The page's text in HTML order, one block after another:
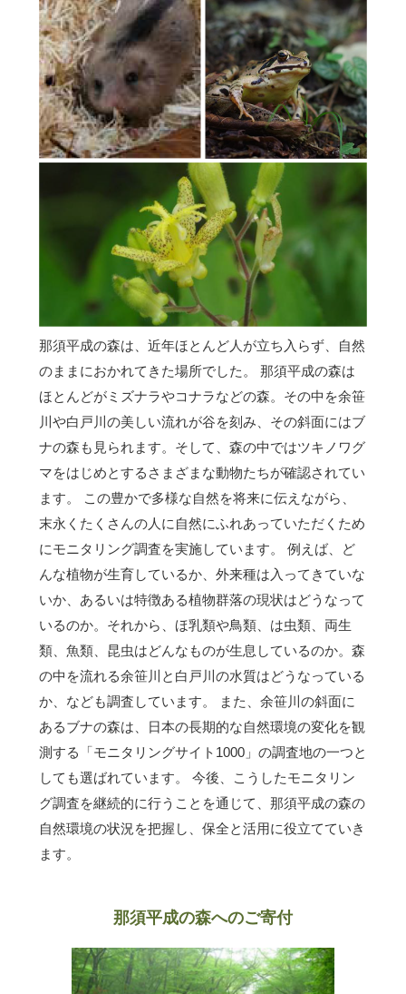
那須平成の森は、近年ほとんど人が立ち入らず、自然
のままにおかれてきた場所でした。 那須平成の森は
ほとんどがミズナラやコナラなどの森。その中を余笹
川や白戸川の美しい流れが谷を刻み、その斜面にはブ
ナの森も見られます。そして、森の中ではツキノワグ
マをはじめとするさまざまな動物たちが確認されてい
ます。 この豊かで多様な自然を将来に伝えながら、
末永くたくさんの人に自然にふれあっていただくため
にモニタリング調査を実施しています。 例えば、ど
んな植物が生育しているか、外来種は入ってきていな
いか、あるいは特徴ある植物群落の現状はどうなって
いるのか。それから、ほ乳類や鳥類、は虫類、両生
類、魚類、昆虫はどんなものが生息しているのか。森
の中を流れる余笹川と白戸川の水質はどうなっている
か、なども調査しています。 また、余笹川の斜面に
あるブナの森は、日本の長期的な自然環境の変化を観
測する「モニタリングサイト1000」の調査地の一つと
しても選ばれています。 今後、こうしたモニタリン
グ調査を継続的に行うことを通じて、那須平成の森の
自然環境の状況を把握し、保全と活用に役立てていき
ます。
那須平成の森へのご寄付